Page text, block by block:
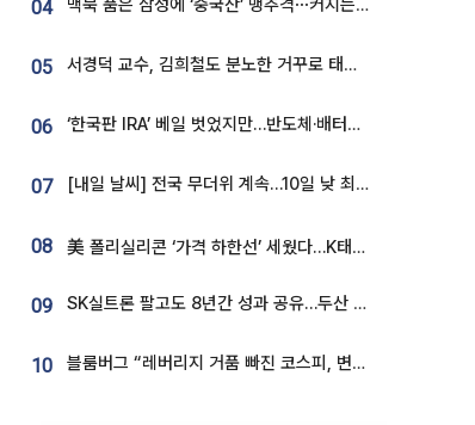
04 맥북 품은 삼성에 ‘중국산’ 맹추격⋯커지는 노트북 OLED 시장
05 서경덕 교수, 김희철도 분노한 거꾸로 태극기⋯"엉터리는 아냐, 아쉬울 뿐"
06 ‘한국판 IRA’ 베일 벗었지만…반도체·배터리 업계 “시행령이 관건”
07 [내일 날씨] 전국 무더위 계속…10일 낮 최고 34도 육박
08 美 폴리실리콘 ‘가격 하한선’ 세웠다…K태양광 수혜 기대
09 SK실트론 팔고도 8년간 성과 공유…두산 인수대금 2.3조가 끝 아냐
10 블룸버그 “레버리지 거품 빠진 코스피, 변동성 최악 국면 지났을 가능성”